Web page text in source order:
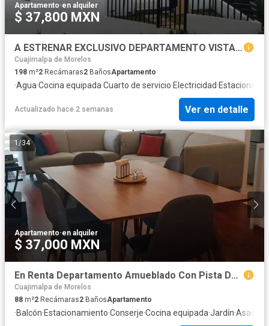
Apartamento·en alquiler
$ 37,800 MXN
A ESTRENAR EXCLUSIVO DEPARTAMENTO VISTA DEL VALLE + TERRAZA PANORÁMICA + OFICINA PRIVADA
Cuajimalpa de Morelos
198 m²2 Recámaras2 BañosApartamento
·Agua·Cocina equipada·Cuarto de servicio·Electricidad·
Actualizado hace 2 semanas Ver en detalle
1 /34
Apartamento·en alquiler
$ 37,000 MXN
En Renta Departamento Amueblado Con Pista De Hielo En Colonia Xoco, CDMX
Cuajimalpa de Morelos
88 m²2 Recámaras2 BañosApartamento
·Balcón·Estacionamiento·Conserje·Cocina equipada·Jardín·Asador